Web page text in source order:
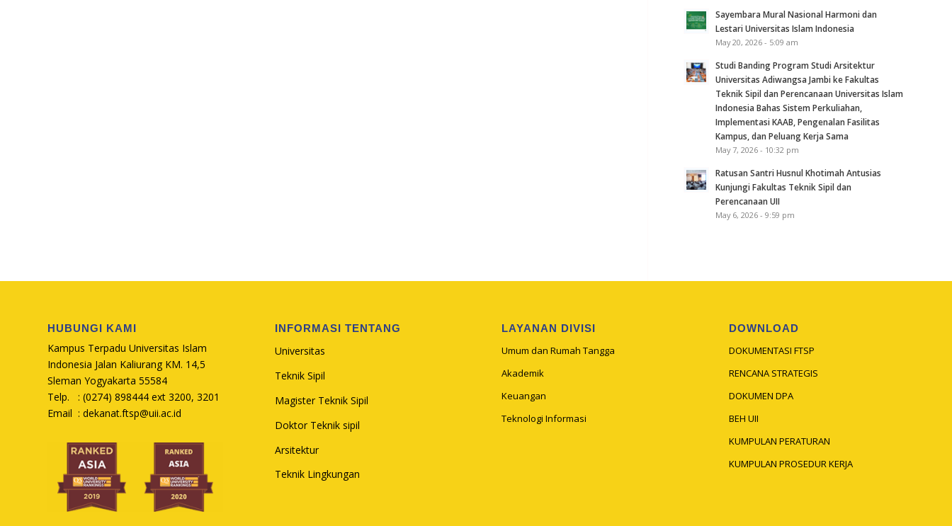
Sayembara Mural Nasional Harmoni dan
Lestari Universitas Islam Indonesia
May 20, 2026 - 5:09 am
Studi Banding Program Studi Arsitektur
Universitas Adiwangsa Jambi ke Fakultas
Teknik Sipil dan Perencanaan Universitas Islam
Indonesia Bahas Sistem Perkuliahan,
Implementasi KAAB, Pengenalan Fasilitas
Kampus, dan Peluang Kerja Sama
May 7, 2026 - 10:32 pm
Ratusan Santri Husnul Khotimah Antusias
Kunjungi Fakultas Teknik Sipil dan
Perencanaan UII
May 6, 2026 - 9:59 pm
HUBUNGI KAMI
Kampus Terpadu Universitas Islam
Indonesia Jalan Kaliurang KM. 14,5
Sleman Yogyakarta 55584
Telp. : (0274) 898444 ext 3200, 3201
Email : dekanat.ftsp@uii.ac.id
INFORMASI TENTANG
Universitas
Teknik Sipil
Magister Teknik Sipil
Doktor Teknik sipil
Arsitektur
Teknik Lingkungan
LAYANAN DIVISI
Umum dan Rumah Tangga
Akademik
Keuangan
Teknologi Informasi
DOWNLOAD
DOKUMENTASI FTSP
RENCANA STRATEGIS
DOKUMEN DPA
BEH UII
KUMPULAN PERATURAN
KUMPULAN PROSEDUR KERJA